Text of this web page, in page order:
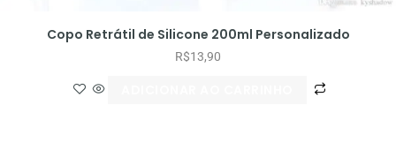
Copo Retrátil de Silicone 200ml Personalizado
R$13,90